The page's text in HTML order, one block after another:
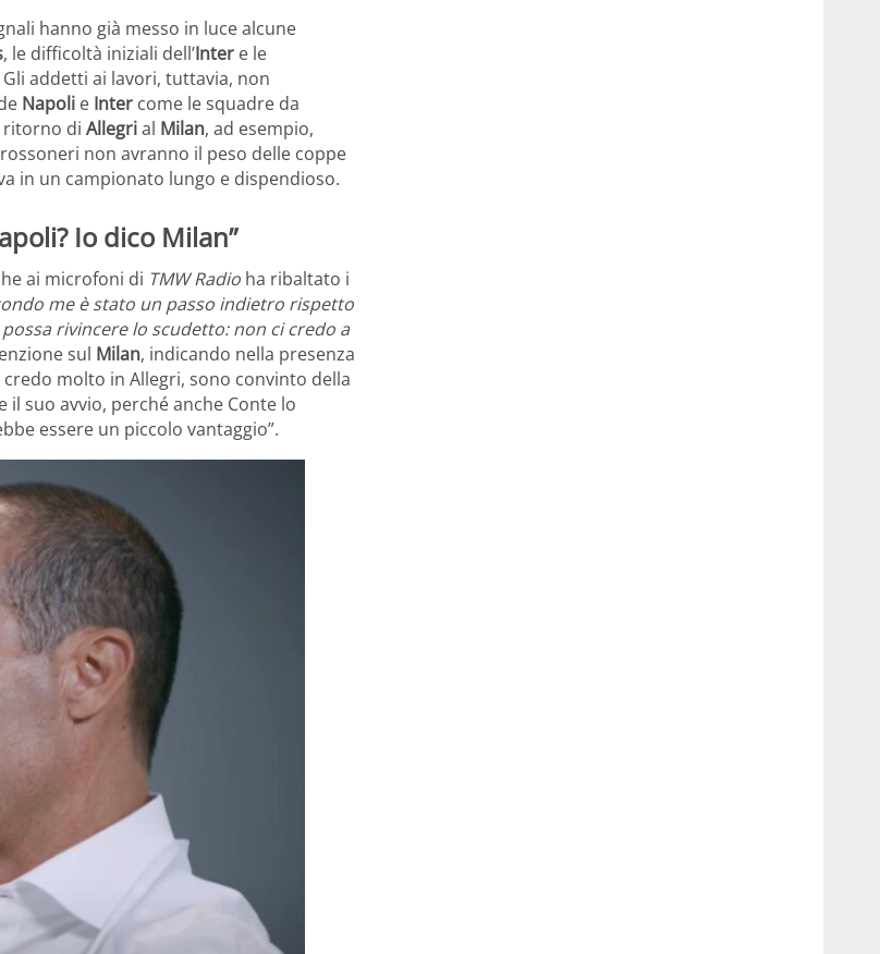
hanno già messo in luce alcune
, le difficoltà iniziali dell’Inter e le
addetti ai lavori, tuttavia, non
Napoli e Inter come le squadre da
ritorno di Allegrial Milan, ad esempio,
non avranno il peso delle coppe
in un campionato lungo e dispendioso.
Io dico Milan”
ai microfoni di TMW Radio ha ribaltato i
me è stato un passo indietro rispetto
rivincere lo scudetto: non ci credo a
sul Milan, indicando nella presenza
molto in Allegri, sono convinto della
suo avvio, perché anche Conte lo
essere un piccolo vantaggio”.